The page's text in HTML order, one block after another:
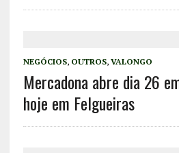
NEGÓCIOS, OUTROS, VALONGO
Mercadona abre dia 26
hoje em Felgueiras